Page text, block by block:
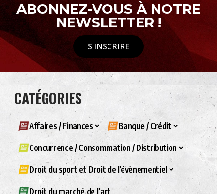
ABONNEZ-VOUS À NOTRE
NEWSLETTER !
S'INSCRIRE
CATÉGORIES
Affaires / Finances Banque / Crédit
Concurrence / Consommation / Distribution
Droit du sport et Droit de l’évènementiel
Droit du marché de l’art